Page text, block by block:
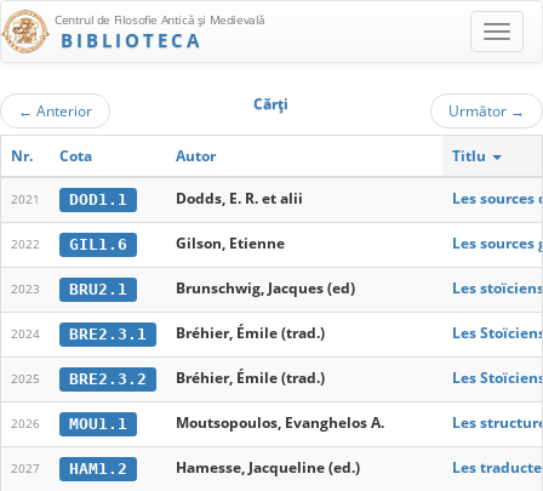
Centrul de Filosofie Antică şi Medievală
BIBLIOTECA
← Anterior Cărţi Următor →
Nr. Cota Autor Titlu
2021 DOD1.1 Dodds, E. R. et alii Les sources
2022 GIL1.6 Gilson, Etienne Les
2023 BRU2.1 Brunschwig, Jacques (ed) Les
2024 BRE2.3.1 Bréhier, Émile (trad.) Les
2025 BRE2.3.2 Bréhier, Émile (trad.) Les
2026 MOU1.1 Moutsopoulos, Evanghelos A. Les
2027 HAM1.2 Hamesse, Jacqueline (ed.) Les